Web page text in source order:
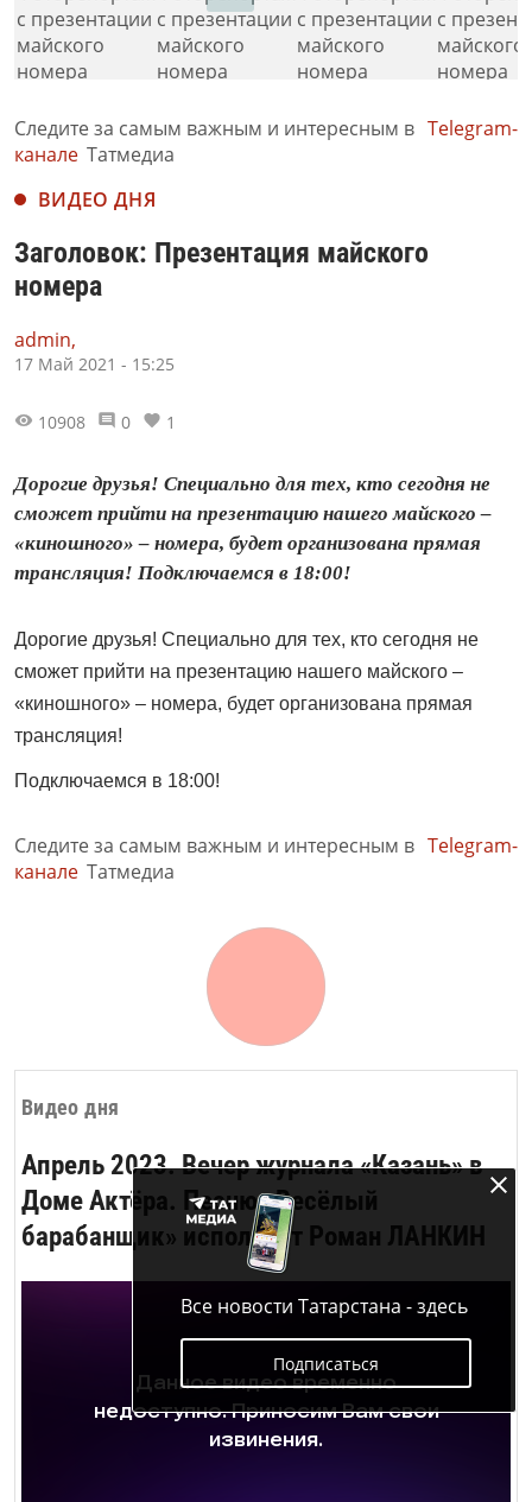
Видео дня
Апрель 2023. Вечер журнала «Казань» в
Доме Актёра. Песню «Весёлый
барабанщик» исполняет Роман ЛАНКИН
Следите за самым важным и интересным в Telegram-
канале Татмедиа
ВИДЕО ДНЯ
Заголовок: Презентация майского
номера
admin,
17 Май 2021 - 15:25
10908 0 1
Дорогие друзья! Специально для тех, кто сегодня не
сможет прийти на презентацию нашего майского –
«киношного» – номера, будет организована прямая
трансляция! Подключаемся в 18:00!
Дорогие друзья! Специально для тех, кто сегодня не
сможет прийти на презентацию нашего майского –
«киношного» – номера, будет организована прямая
трансляция!
Подключаемся в 18:00!
Следите за самым важным и интересным в Telegram-
канале Татмедиа
Все новости Татарстана - здесь
Подписаться